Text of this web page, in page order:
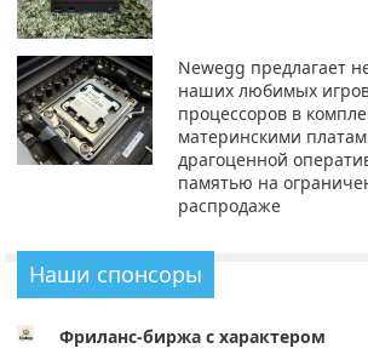
Newegg предлагает
наших любимых
процессоров в
материнскими
драгоценной
памятью на
распродаже
Наши спонсоры
Фриланс-биржа с характером